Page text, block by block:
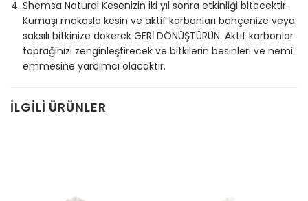
Shemsa Natural Kesenizin iki yıl sonra etkinliği bitecektir.
Kumaşı makasla kesin ve aktif karbonları bahçenize veya
saksılı bitkinize dökerek GERİ DÖNÜŞTÜRÜN. Aktif karbonlar
toprağınızı zenginleştirecek ve bitkilerin besinleri ve nemi
emmesine yardımcı olacaktır.
İLGILI ÜRÜNLER